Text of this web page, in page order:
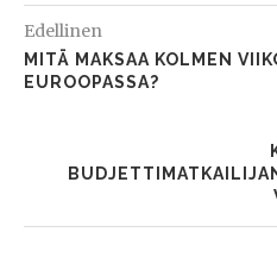
Edellinen
MITÄ MAKSAA KOLMEN
EUROOPASSA?